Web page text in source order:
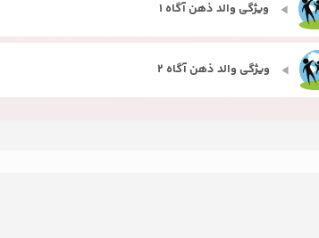
ویژگی والد ذهن آگاه 1
ویژگی والد ذهن آگاه 2